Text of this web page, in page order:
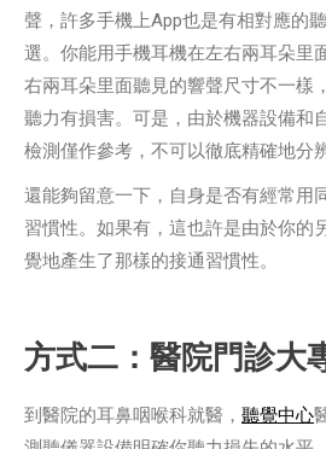
聲，許多手機上App也是有相對應的
選。你能用手機耳機在左右兩耳朵里
右兩耳朵里面聽見的響聲尺寸不一樣
聽力有損害。可是，由於機器設備和
檢測僅作參考，不可以徹底精確地分
還能夠留意一下，自身是否有經常用
習慣性。如果有，這也許是由於你的
覺地產生了那樣的接通習慣性。
方式二：醫院門診大
到醫院的耳鼻咽喉科就醫， 聽覺中心